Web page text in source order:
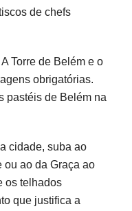
de chefs
Torre de Belém e o
obrigatórias.
pastéis de Belém na
cidade, suba ao
ou ao da Graça ao
os telhados
que justifica a